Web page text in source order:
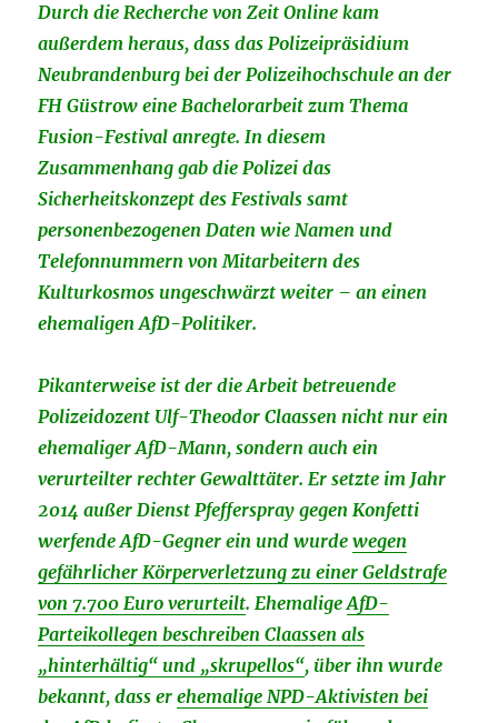
Durch die Recherche von Zeit Online kam
außerdem heraus, dass das Polizeipräsidium
Neubrandenburg bei der Polizeihochschule an der
FH Güstrow eine Bachelorarbeit zum Thema
Fusion-Festival anregte. In diesem
Zusammenhang gab die Polizei das
Sicherheitskonzept des Festivals samt
personenbezogenen Daten wie Namen und
Telefonnummern von Mitarbeitern des
Kulturkosmos ungeschwärzt weiter – an einen
ehemaligen AfD-Politiker.
Pikanterweise ist der die Arbeit betreuende
Polizeidozent Ulf-Theodor Claassen nicht nur ein
ehemaliger AfD-Mann, sondern auch ein
verurteilter rechter Gewalttäter. Er setzte im Jahr
2014 außer Dienst Pfefferspray gegen Konfetti
werfende AfD-Gegner ein und wurdewegen
gefährlicher Körperverletzung zu einer Geldstrafe
von 7.700 Euro verurteilt. EhemaligeAfD-
Parteikollegen beschreiben Claassen als
„hinterhältig“ und „skrupellos“, über ihn wurde
bekannt, dass erehemalige NPD-Aktivisten bei